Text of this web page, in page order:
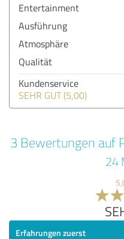
Entertainment
Ausführung
Atmosphäre
Qualität
Kundenservice
SEHR GUT (5,00)
3 Bewertungen auf
24
Erfahrungen zuerst